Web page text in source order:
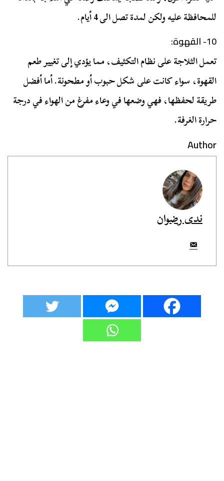
للمحافظة عليه ولكن لمدة تصل الى 4 أيام.
10- القهوة:
تعمل الثلاجة على نظام التكثيف، مما يؤدي إلى تغيير طعم
القهوة، سواء كانت على شكل حبوب أو مطحونة. أما أفضل
طريقة لحفظها، فهي وضعها في وعاء مفرغ من الهواء في درجة
حرارة الغرفة.
Author
ندى رضوان